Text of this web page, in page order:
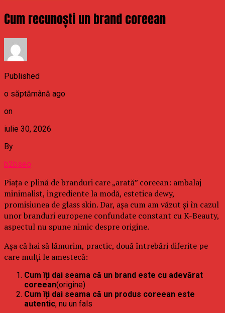
Cum recunoști un brand coreean
Published
o săptămână ago
on
iulie 30, 2026
By
b2bseo
Piața e plină de branduri care „arată” coreean: ambalaj
minimalist, ingrediente la modă, estetica dewy,
promisiunea de glass skin. Dar, așa cum am văzut și în cazul
unor branduri europene confundate constant cu K-Beauty,
aspectul nu spune nimic despre origine.
Așa că hai să lămurim, practic, două întrebări diferite pe
care mulți le amestecă:
Cum îți dai seama că un brand este cu adevărat
coreean(origine)
Cum îți dai seama că un produs coreean este
autentic, nu un fals